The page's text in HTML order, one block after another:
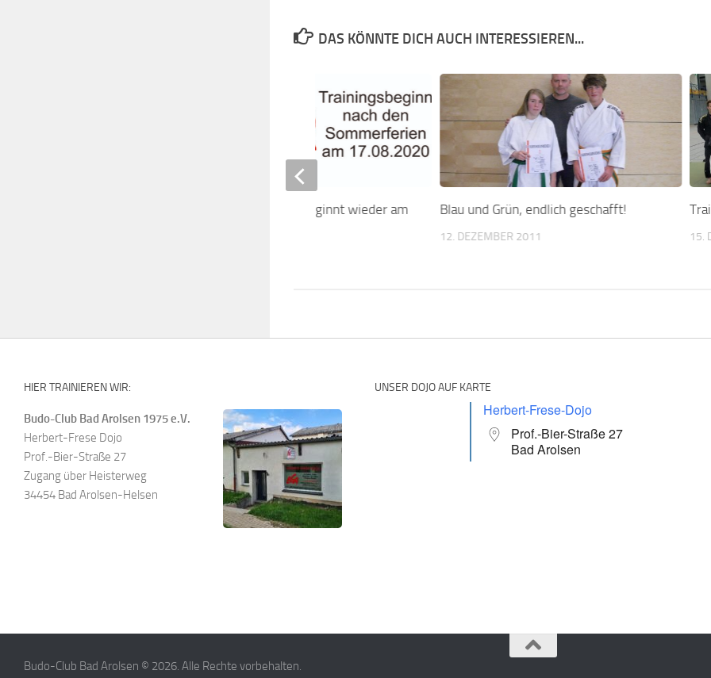
DAS KÖNNTE DICH AUCH INTERESSIEREN...
Blau und Grün, endlich geschafft!
12. DEZEMBER 2011 15.
Offizielles Training beginnt wieder am
HIER TRAINIEREN WIR:
Budo-Club Bad Arolsen 1975 e.V.
Herbert-Frese Dojo
Prof.-Bier-Straße 27
Zugang über Heisterweg
34454 Bad Arolsen-Helsen
UNSER DOJO AUF KARTE
Herbert-Frese-Dojo
Prof.-Bier-Straße 27
Bad Arolsen
Budo-Club Bad Arolsen © 2026. Alle Rechte vorbehalten.